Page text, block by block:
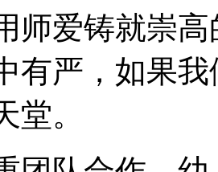
师爱铸就崇
有严，如果
堂。